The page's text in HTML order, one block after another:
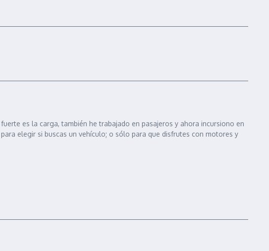
es la carga, también he trabajado en pasajeros y ahora incursiono en
elegir si buscas un vehículo; o sólo para que disfrutes con motores y